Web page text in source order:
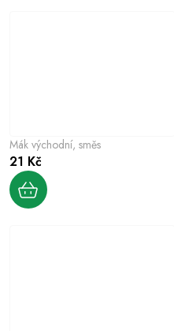
Mák východní, směs
21 Kč